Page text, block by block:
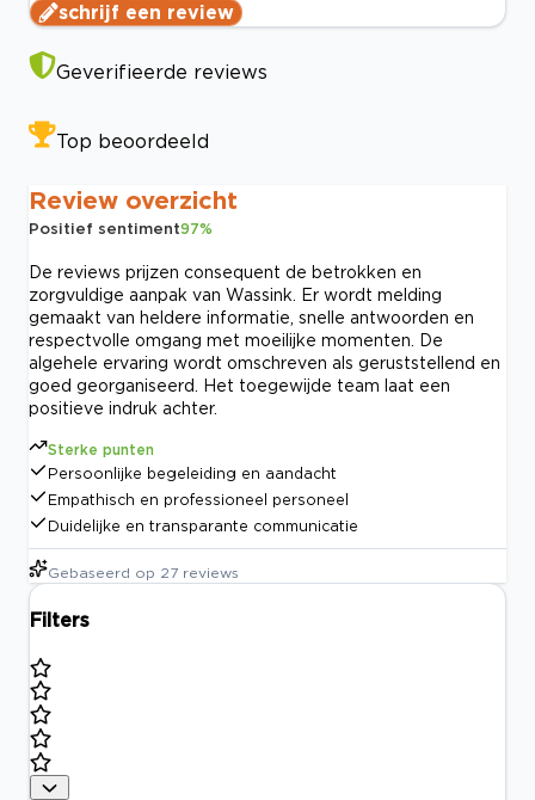
schrijf een review
Geverifieerde reviews
Top beoordeeld
Review overzicht
Positief sentiment97%
De reviews prijzen consequent de betrokken en
zorgvuldige aanpak van Wassink. Er wordt melding
gemaakt van heldere informatie, snelle antwoorden en
respectvolle omgang met moeilijke momenten. De
algehele ervaring wordt omschreven als geruststellend en
goed georganiseerd. Het toegewijde team laat een
positieve indruk achter.
Sterke punten
Persoonlijke begeleiding en aandacht
Empathisch en professioneel personeel
Duidelijke en transparante communicatie
Gebaseerd op 27 reviews
Filters